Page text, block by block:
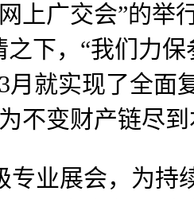
上广交会”的
下，“我们力
月就实现了全
不变财产链尽到
展会，为持